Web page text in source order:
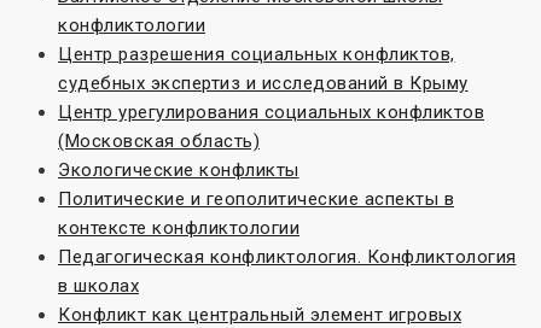
конфликтологии
Центр разрешения социальных конфликтов,
судебных экспертиз и исследований в Крыму
Центр урегулирования социальных конфликтов
(Московская область)
Экологические конфликты
Политические и геополитические аспекты в
контексте конфликтологии
Педагогическая конфликтология. Конфликтология
в школах
Конфликт как центральный элемент игровых